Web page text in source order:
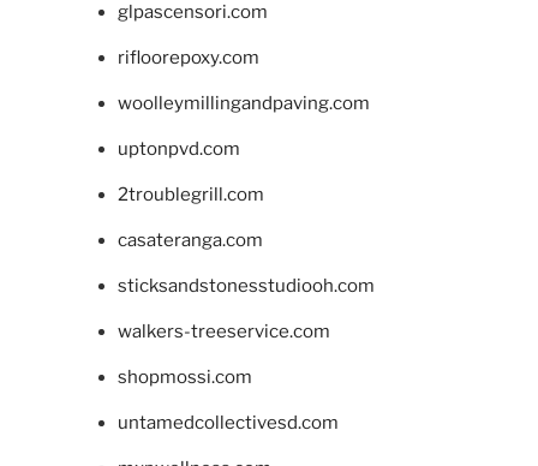
glpascensori.com
rifloorepoxy.com
woolleymillingandpaving.com
uptonpvd.com
2troublegrill.com
casateranga.com
sticksandstonesstudiooh.com
walkers-treeservice.com
shopmossi.com
untamedcollectivesd.com